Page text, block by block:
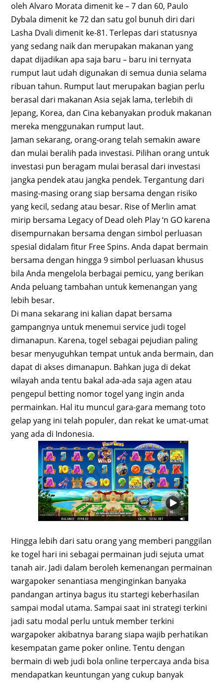
oleh Alvaro Morata dimenit ke – 7 dan 60, Paulo
Dybala dimenit ke 72 dan satu gol bunuh diri dari
Lasha Dvali dimenit ke-81. Terlepas dari statusnya
yang sedang naik dan merupakan makanan yang
dapat dijadikan apa saja baru – baru ini ternyata
rumput laut udah digunakan di semua dunia selama
ribuan tahun. Rumput laut merupakan bagian perlu
berasal dari makanan Asia sejak lama, terlebih di
Jepang, Korea, dan Cina kebanyakan produk makanan
mereka menggunakan rumput laut.
Jaman sekarang, orang-orang telah semakin aware
dan mulai beralih pada investasi. Pilihan orang untuk
investasi pun beragam mulai berasal dari investasi
jangka pendek atau jangka pendek. Tergantung dari
masing-masing orang siap bersama dengan risiko
yang kecil, sedang atau besar. Rise of Merlin amat
mirip bersama Legacy of Dead oleh Play ‘n GO karena
disempurnakan bersama dengan simbol perluasan
spesial didalam fitur Free Spins. Anda dapat bermain
bersama dengan hingga 9 simbol perluasan khusus
bila Anda mengelola berbagai pemicu, yang berikan
Anda peluang tambahan untuk kemenangan yang
lebih besar.
Di mana sekarang ini kalian dapat bersama
gampangnya untuk menemui service judi togel
dimanapun. Karena, togel sebagai pejudian paling
besar menyuguhkan tempat untuk anda bermain, dan
dapat di akses dimanapun. Bahkan juga di dekat
wilayah anda tentu bakal ada-ada saja agen atau
pengepul betting nomor togel yang ingin anda
permainkan. Hal itu muncul gara-gara memang toto
gelap yang ini telah populer, dan rekat ke umat-umat
yang ada di Indonesia.
Hingga lebih dari satu orang yang memberi panggilan
ke togel hari ini sebagai permainan judi sejuta umat
tanah air. Jadi dalam beroleh kemenangan permainan
wargapoker senantiasa menginginkan banyaka
pandangan artinya bagus itu startegi keberhasilan
sampai modal utama. Sampai saat ini strategi terkini
jadi satu modal perlu untuk member terkini
wargapoker akibatnya barang siapa wajib perhatikan
kesempatan game poker online. Tentu dengan
bermain di web judi bola online terpercaya anda bisa
mendapatkan keuntungan yang cukup banyak